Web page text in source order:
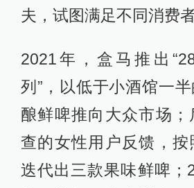
夫，试图满足不同消费
2021年，盒马推出
列”，以低于小酒馆一
酿鲜啤推向大众市场；
查的女性用户反馈，按
迭代出三款果味鲜啤；